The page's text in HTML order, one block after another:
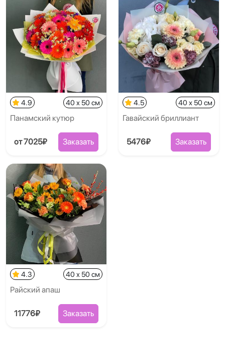
4.9 40 x 50 см
Панамский кутюр
от 7025₽ Заказать
4.5 40 x 50 см
Гавайский бриллиант
5476₽ Заказать
4.3 40 x 50 см
Райский апаш
11776₽ Заказать